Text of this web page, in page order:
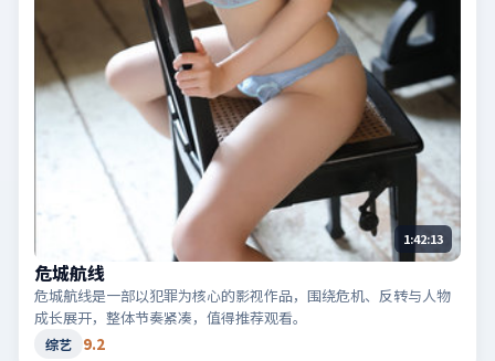
1:42:13
危城航线
危城航线是一部以犯罪为核心的影视作品，围绕危机、反转与人物
成长展开，整体节奏紧凑，值得推荐观看。
综艺 9.2